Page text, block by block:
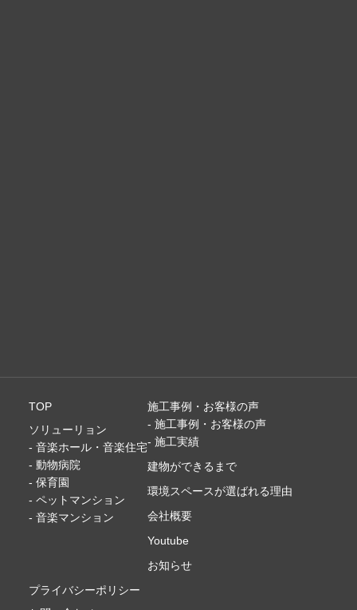
TOP
ソリューリョン
- 音楽ホール・音楽住宅
- 動物病院
- 保育園
- ペットマンション
- 音楽マンション
施工事例・お客様の声
- 施工事例・お客様の声
- 施工実績
建物ができるまで
環境スペースが選ばれる理由
会社概要
Youtube
お知らせ
プライバシーポリシー